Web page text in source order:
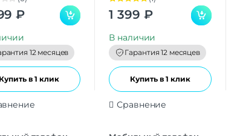
₽
12 месяцев
Купить в 1 клик
Оценка 5.00
из 5
1 399 ₽
В наличии
Гарантия 12 месяцев
Купить в 1 клик
Сравнение